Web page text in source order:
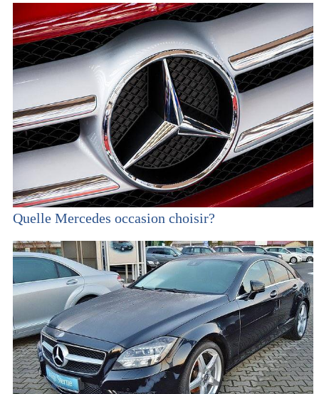
Quelle Mercedes occasion choisir?